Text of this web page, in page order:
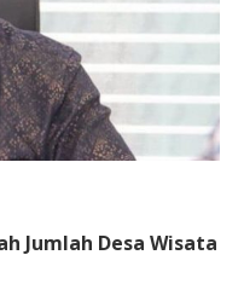
Jumlah Desa Wisata